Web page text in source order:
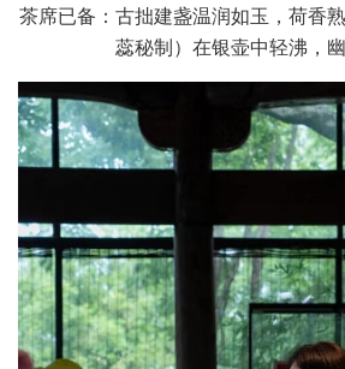
茶席已备：古拙建盏温润如玉，荷香
蕊秘制）在银壶中轻沸，幽